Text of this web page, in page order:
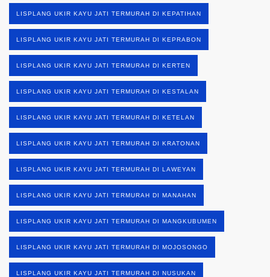
LISPLANG UKIR KAYU JATI TERMURAH DI KEPATIHAN
LISPLANG UKIR KAYU JATI TERMURAH DI KEPRABON
LISPLANG UKIR KAYU JATI TERMURAH DI KERTEN
LISPLANG UKIR KAYU JATI TERMURAH DI KESTALAN
LISPLANG UKIR KAYU JATI TERMURAH DI KETELAN
LISPLANG UKIR KAYU JATI TERMURAH DI KRATONAN
LISPLANG UKIR KAYU JATI TERMURAH DI LAWEYAN
LISPLANG UKIR KAYU JATI TERMURAH DI MANAHAN
LISPLANG UKIR KAYU JATI TERMURAH DI MANGKUBUMEN
LISPLANG UKIR KAYU JATI TERMURAH DI MOJOSONGO
LISPLANG UKIR KAYU JATI TERMURAH DI NUSUKAN